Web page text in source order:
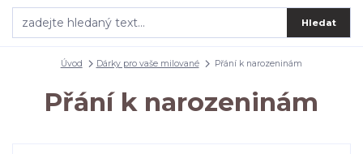
Hledat
Úvod Dárky pro vaše milované Přání k narozeninám
Přání k narozeninám